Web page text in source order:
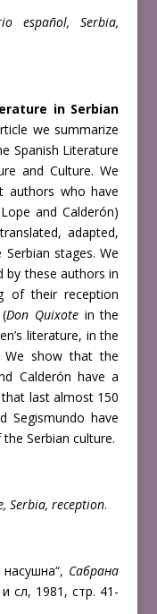
español, Serbia,
in Serbian
we summarize
Spanish Literature
and Culture. We
authors who have
and Calderón)
adapted,
stages. We
by these authors in
of their reception
Don Quixotein the
literature, in the
We show that the
Calderón have a
last almost 150
Segismundo have
Serbian culture.
Serbia, reception.
Сабрана
сл, 1981, стр. 41-